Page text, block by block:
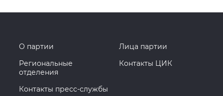
О партии
Лица партии
Региональные
отделения
Контакты ЦИК
Контакты пресс-службы